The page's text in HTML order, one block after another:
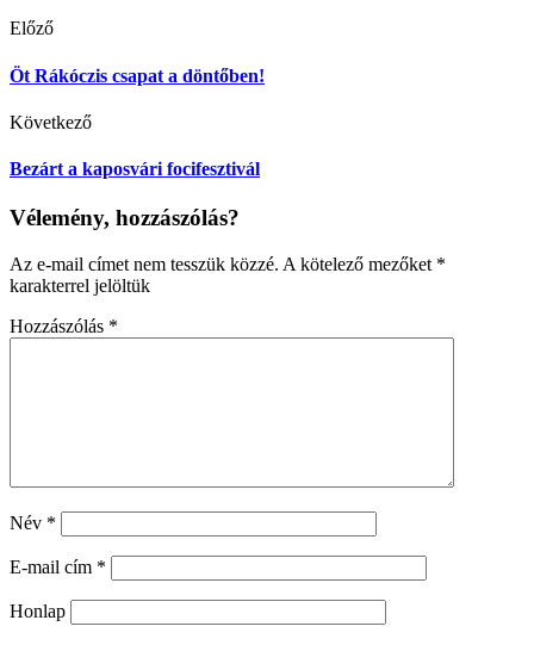
Előző
Öt Rákóczis csapat a döntőben!
Következő
Bezárt a kaposvári focifesztivál
Vélemény, hozzászólás?
Az e-mail címet nem tesszük közzé. A kötelező mezőket *
karakterrel jelöltük
Hozzászólás *
Név *
E-mail cím *
Honlap